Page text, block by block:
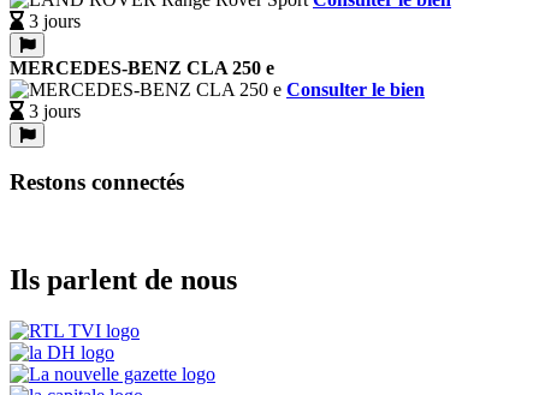
3 jours
MERCEDES-BENZ CLA 250 e
Consulter le bien
3 jours
Restons connectés
Ils parlent de nous